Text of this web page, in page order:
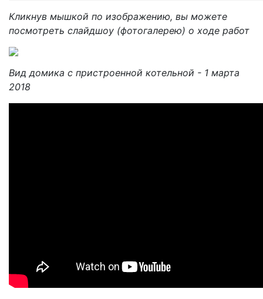
Кликнув мышкой по изображению, вы можете
посмотреть слайдшоу (фотогалерею) о ходе работ
Вид домика с пристроенной котельной - 1 марта
2018